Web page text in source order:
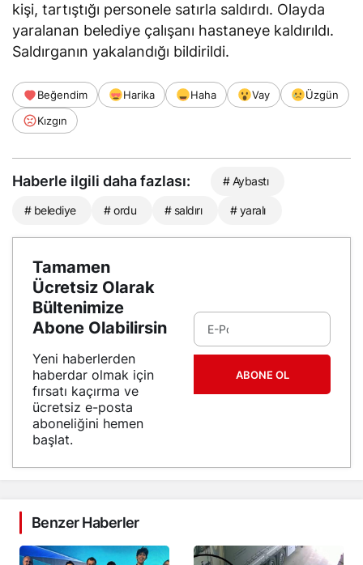
kişi, tartıştığı personele satırla saldırdı. Olayda
yaralanan belediye çalışanı hastaneye kaldırıldı.
Saldırganın yakalandığı bildirildi.
Beğendim Harika Haha Vay
Üzgün
Kızgın
Haberle ilgili daha fazlası: # Aybastı
# belediye # ordu # saldırı # yaralı
Tamamen
Ücretsiz Olarak
Bültenimize
Abone Olabilirsin
Yeni haberlerden
haberdar olmak için
fırsatı kaçırma ve
ücretsiz e-posta
aboneliğini hemen
başlat.
ABONE OL
Benzer Haberler